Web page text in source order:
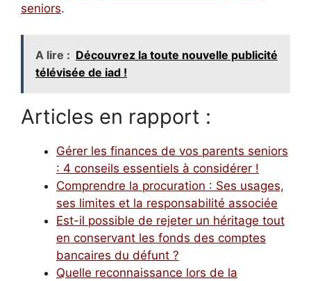
seniors.
A lire : Découvrez la toute nouvelle publicité
télévisée de iad !
Articles en rapport :
Gérer les finances de vos parents seniors
: 4 conseils essentiels à considérer !
Comprendre la procuration : Ses usages,
ses limites et la responsabilité associée
Est-il possible de rejeter un héritage tout
en conservant les fonds des comptes
bancaires du défunt ?
Quelle reconnaissance lors de la